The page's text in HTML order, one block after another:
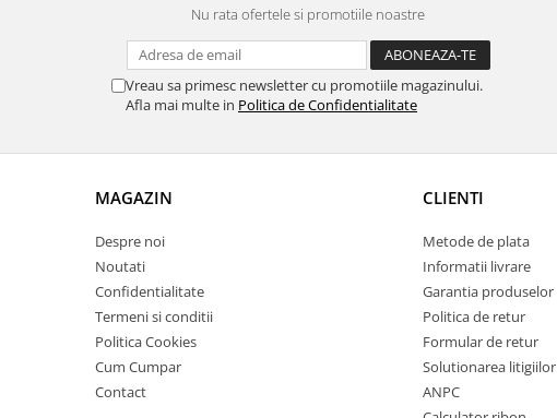
Nu rata ofertele si promotiile noastre
Vreau sa primesc newsletter cu promotiile magazinului.
Afla mai multe in Politica de Confidentialitate
MAGAZIN
Despre noi
Noutati
Confidentialitate
Termeni si conditii
Politica Cookies
Cum Cumpar
Contact
CLIENTI
Metode de plata
Informatii livrare
Garantia produselor
Politica de retur
Formular de retur
Solutionarea litigiilor
ANPC